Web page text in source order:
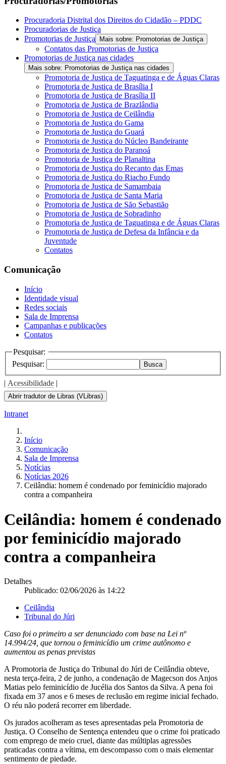
Procuradoria Distrital dos Direitos do Cidadão – PDDC
Procuradorias de Justiça
Promotorias de Justiça
Mais sobre: Promotorias de Justiça
Contatos das Promotorias de Justiça
Promotorias de Justiça nas cidades
Mais sobre: Promotorias de Justiça nas cidades
Promotoria de Justiça de Taguatinga e de Águas Claras
Promotoria de Justiça de Brasília I
Promotoria de Justiça de Brasília II
Promotoria de Justiça de Brazlândia
Promotoria de Justiça de Ceilândia
Promotoria de Justiça do Gama
Promotoria de Justiça do Guará
Promotoria de Justiça do Núcleo Bandeirante
Promotoria de Justiça do Paranoá
Promotoria de Justiça de Planaltina
Promotoria de Justiça do Recanto das Emas
Promotoria de Justiça do Riacho Fundo
Promotoria de Justiça de Samambaia
Promotoria de Justiça de Santa Maria
Promotoria de Justiça de São Sebastião
Promotoria de Justiça de Sobradinho
Promotoria de Justiça de Taguatinga e de Águas Claras
Promotoria de Justiça de Defesa da Infância e da
Juventude
Contatos
Comunicação
Início
Identidade visual
Redes sociais
Sala de Imprensa
Campanhas e publicações
Contatos
Pesquisar:
Pesquisar:
Busca
| Acessibilidade |
Abrir tradutor de Libras (VLibras)
Intranet
Início
Comunicação
Sala de Imprensa
Notícias
Notícias 2026
Ceilândia: homem é condenado por feminicídio majorado
contra a companheira
Ceilândia: homem é condenado
por feminicídio majorado
contra a companheira
Detalhes
Publicado: 02/06/2026 às 14:22
Ceilândia
Tribunal do Júri
Caso foi o primeiro a ser denunciado com base na Lei nº
14.994/24, que tornou o feminicídio um crime autônomo e
aumentou as penas previstas
A Promotoria de Justiça do Tribunal do Júri de Ceilândia obteve,
nesta terça-feira, 2 de junho, a condenação de Magecson dos Anjos
Matias pelo feminicídio de Jucélia dos Santos da Silva. A pena foi
fixada em 37 anos e 6 meses de reclusão em regime inicial fechado.
O réu não poderá recorrer em liberdade.
Os jurados acolheram as teses apresentadas pela Promotoria de
Justiça. O Conselho de Sentença entendeu que o crime foi praticado
com emprego de meio cruel, diante das múltiplas agressões
praticadas contra a vítima, em descompasso com o mais elementar
sentimento de piedade.